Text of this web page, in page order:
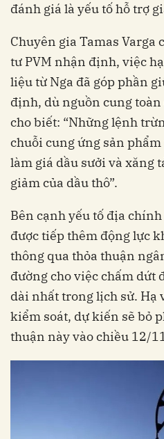
đánh giá là yếu tố hỗ trợ
Chuyên gia Tamas Varga
tư PVM nhận định, việc
liệu từ Nga đã góp phần
định, dù nguồn cung toàn
cho biết: “Những lệnh
chuỗi cung ứng sản
làm giá dầu sưởi và xăng
giảm của dầu thô”.
Bên cạnh yếu tố địa
được tiếp thêm động lực
thông qua thỏa thuận
đường cho việc chấm dứt
dài nhất trong lịch sử. Hạ
kiểm soát, dự kiến sẽ bỏ
thuận này vào chiều 12/